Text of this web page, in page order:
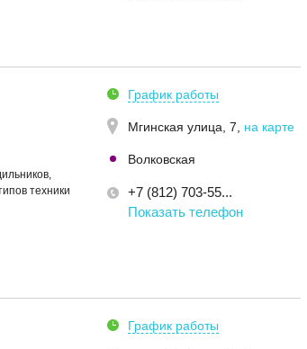
техники
График работы
Мгинская улица, 7 на карте
Волковская
+7 (812) 703-55...
Показать телефон
График работы